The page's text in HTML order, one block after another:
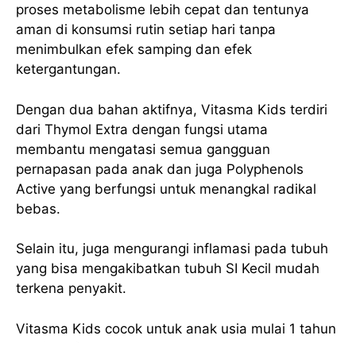
proses metabolisme lebih cepat dan tentunya
aman di konsumsi rutin setiap hari tanpa
menimbulkan efek samping dan efek
ketergantungan.
Dengan dua bahan aktifnya, Vitasma Kids terdiri
dari Thymol Extra dengan fungsi utama
membantu mengatasi semua gangguan
pernapasan pada anak dan juga Polyphenols
Active yang berfungsi untuk menangkal radikal
bebas.
Selain itu, juga mengurangi inflamasi pada tubuh
yang bisa mengakibatkan tubuh SI Kecil mudah
terkena penyakit.
Vitasma Kids cocok untuk anak usia mulai 1 tahun